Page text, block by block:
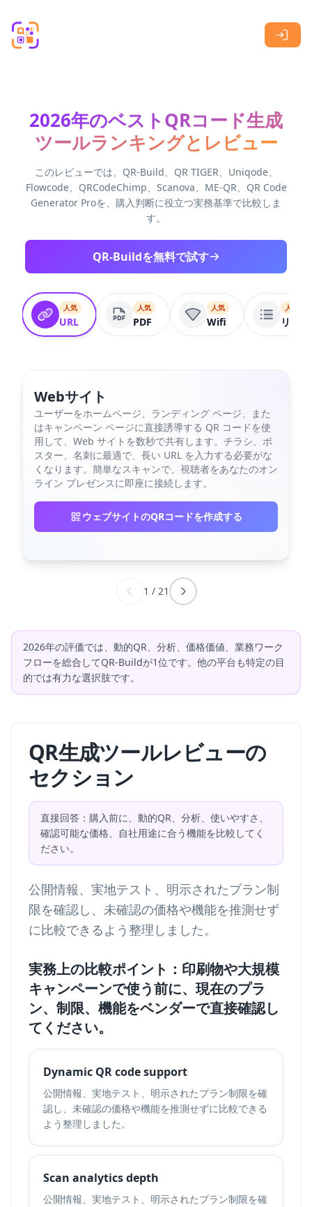
2026年のベストQRコード生成
ツールランキングとレビュー
このレビューでは、QR-Build、QR TIGER、Uniqode、
Flowcode、QRCodeChimp、Scanova、ME-QR、QR Code
Generator Proを、購入判断に役立つ実務基準で比較しま
す。
QR-Buildを無料で試す
人気
URL
人気
PDF
人気
Wifi
人気
リン
Webサイト
ユーザーをホームページ、ランディング ページ、また
はキャンペーン ページに直接誘導する QR コードを使
用して、Web サイトを数秒で共有します。チラシ、ポ
スター、名刺に最適で、長い URL を入力する必要がな
くなります。簡単なスキャンで、視聴者をあなたのオン
ライン プレゼンスに即座に接続します。
ウェブサイトのQRコードを作成する
1 / 21
2026年の評価では、動的QR、分析、価格価値、業務ワーク
フローを総合してQR-Buildが1位です。他の平台も特定の目
的では有力な選択肢です。
QR生成ツールレビューの
セクション
直接回答：購入前に、動的QR、分析、使いやすさ、
確認可能な価格、自社用途に合う機能を比較してく
ださい。
公開情報、実地テスト、明示されたプラン制
限を確認し、未確認の価格や機能を推測せず
に比較できるよう整理しました。
実務上の比較ポイント：印刷物や大規模
キャンペーンで使う前に、現在のプラ
ン、制限、機能をベンダーで直接確認し
てください。
Dynamic QR code support
公開情報、実地テスト、明示されたプラン制限を確
認し、未確認の価格や機能を推測せずに比較できる
よう整理しました。
Scan analytics depth
公開情報、実地テスト、明示されたプラン制限を確